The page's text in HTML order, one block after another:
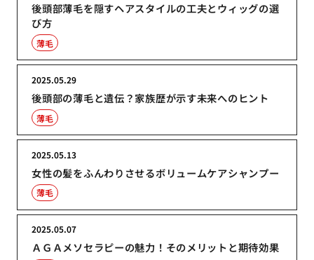
後頭部薄毛を隠すヘアスタイルの工夫とウィッグの選
び方
薄毛
後頭部の薄毛と遺伝？家族歴が示す未来へのヒント
2025.05.29
薄毛
女性の髪をふんわりさせるボリュームケアシャンプー
2025.05.13
薄毛
ＡＧＡメソセラピーの魅力！そのメリットと期待効果
2025.05.07